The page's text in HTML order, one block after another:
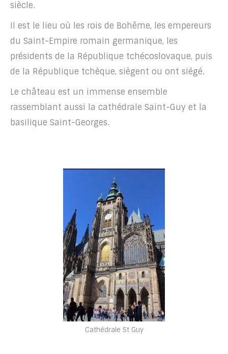
siècle.
Il est le lieu où les rois de Bohême, les empereurs
du Saint-Empire romain germanique, les
présidents de la République tchécoslovaque, puis
de la République tchèque, siègent ou ont siégé.
Le château est un immense ensemble
rassemblant aussi la cathédrale Saint-Guy et la
basilique Saint-Georges.
Cathédrale St Guy